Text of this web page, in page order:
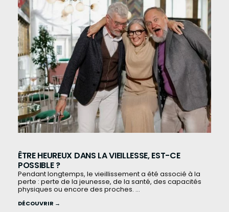
ÊTRE HEUREUX DANS LA VIEILLESSE, EST-CE
POSSIBLE ?
Pendant longtemps, le vieillissement a été associé à la
perte : perte de la jeunesse, de la santé, des capacités
physiques ou encore des proches. ...
DÉCOUVRIR →